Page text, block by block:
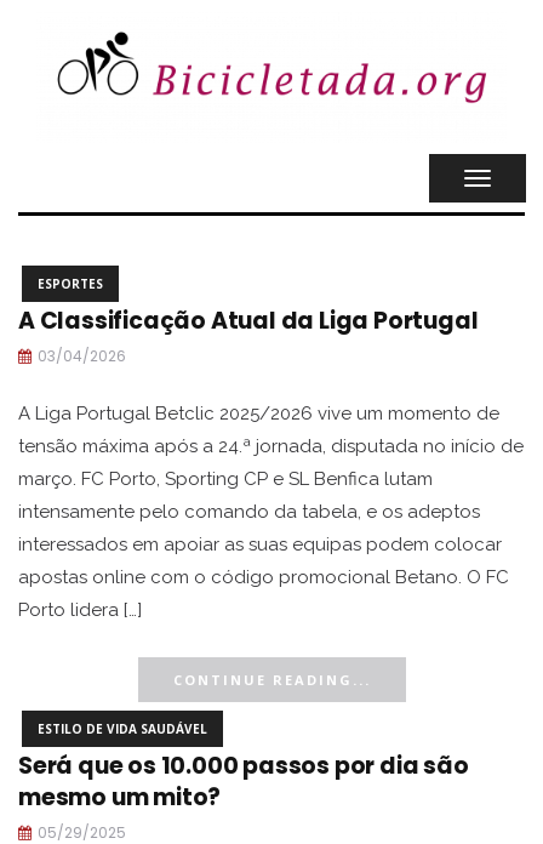
ESPORTES
A Classificação Atual da Liga Portugal
03/04/2026
A Liga Portugal Betclic 2025/2026 vive um momento de
tensão máxima após a 24.ª jornada, disputada no início de
março. FC Porto, Sporting CP e SL Benfica lutam
intensamente pelo comando da tabela, e os adeptos
interessados em apoiar as suas equipas podem colocar
apostas online com o código promocional Betano. O FC
Porto lidera […]
CONTINUE READING...
ESTILO DE VIDA SAUDÁVEL
Será que os 10.000 passos por dia são
mesmo um mito?
05/29/2025